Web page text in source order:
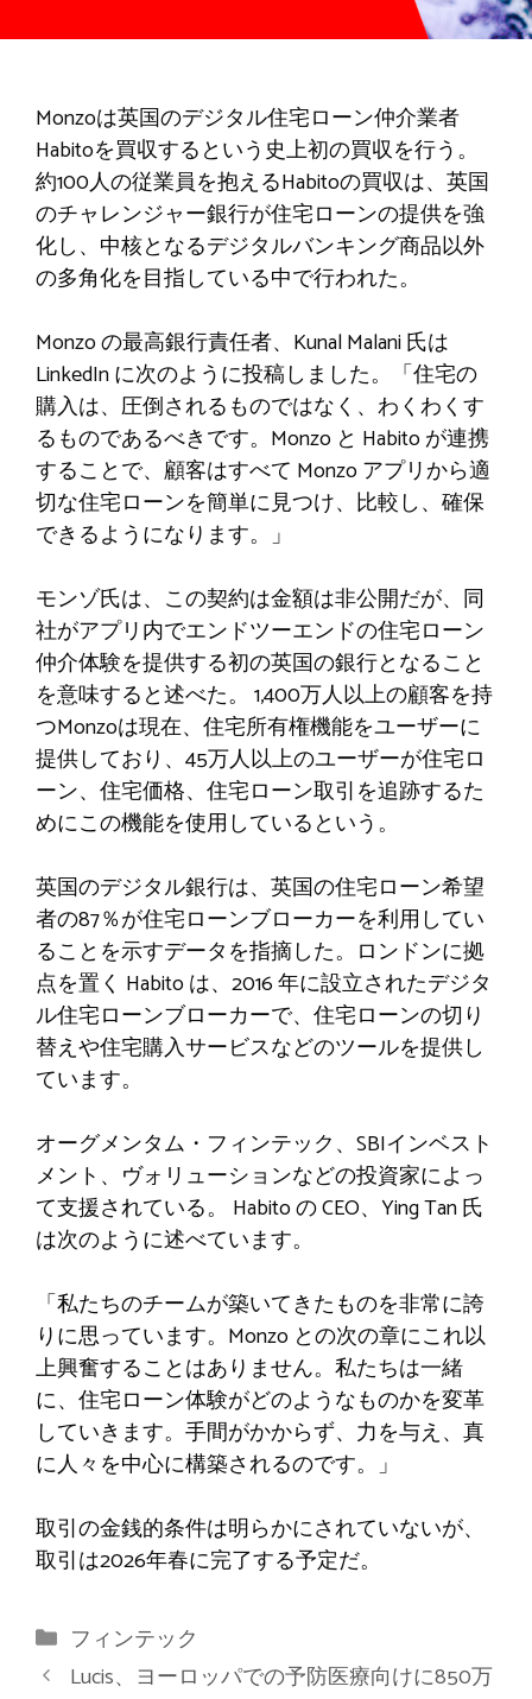
Monzoは英国のデジタル住宅ローン仲介業者
Habitoを買収するという史上初の買収を行う。
約100人の従業員を抱えるHabitoの買収は、英国
のチャレンジャー銀行が住宅ローンの提供を強
化し、中核となるデジタルバンキング商品以外
の多角化を目指している中で行われた。
Monzo の最高銀行責任者、Kunal Malani 氏は
LinkedIn に次のように投稿しました。「住宅の
購入は、圧倒されるものではなく、わくわくす
るものであるべきです。Monzo と Habito が連携
することで、顧客はすべて Monzo アプリから適
切な住宅ローンを簡単に見つけ、比較し、確保
できるようになります。」
モンゾ氏は、この契約は金額は非公開だが、同
社がアプリ内でエンドツーエンドの住宅ローン
仲介体験を提供する初の英国の銀行となること
を意味すると述べた。 1,400万人以上の顧客を持
つMonzoは現在、住宅所有権機能をユーザーに
提供しており、45万人以上のユーザーが住宅ロ
ーン、住宅価格、住宅ローン取引を追跡するた
めにこの機能を使用しているという。
英国のデジタル銀行は、英国の住宅ローン希望
者の87％が住宅ローンブローカーを利用してい
ることを示すデータを指摘した。ロンドンに拠
点を置く Habito は、2016 年に設立されたデジタ
ル住宅ローンブローカーで、住宅ローンの切り
替えや住宅購入サービスなどのツールを提供し
ています。
オーグメンタム・フィンテック、SBIインベスト
メント、ヴォリューションなどの投資家によっ
て支援されている。 Habito の CEO、Ying Tan 氏
は次のように述べています。
「私たちのチームが築いてきたものを非常に誇
りに思っています。Monzo との次の章にこれ以
上興奮することはありません。私たちは一緒
に、住宅ローン体験がどのようなものかを変革
していきます。手間がかからず、力を与え、真
に人々を中心に構築されるのです。」
取引の金銭的条件は明らかにされていないが、
取引は2026年春に完了する予定だ。
カ
テ
フィンテック
Lucis、ヨーロッパでの予防医療向けに850万